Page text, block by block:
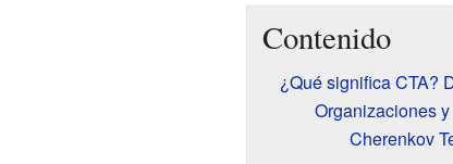
Contenido
¿Qué significa CTA?
Organizaciones
Cherenkov